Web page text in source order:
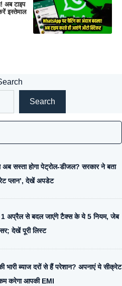
अब टाइप
इस्तेमाल
Search
सस्ता होगा पेट्रोल-डीजल? सरकार ने बता
प्लान’, देखें अपडेट
अप्रैल से बदल जाएंगे टैक्स के ये 5 नियम, जेब
देखें पूरी लिस्ट
ब्याज दरों से हैं परेशान? अपनाएं ये सीक्रेट
करेगा आपकी EMI